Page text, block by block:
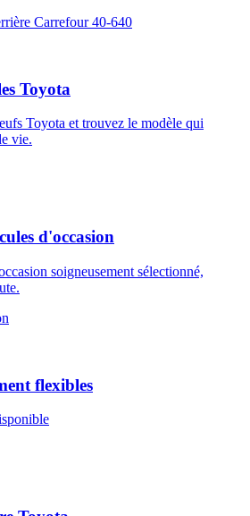
Carrefour 40-640
Toyota
Toyota et trouvez le modèle qui
vie.
d'occasion
soigneusement sélectionné,
flexibles